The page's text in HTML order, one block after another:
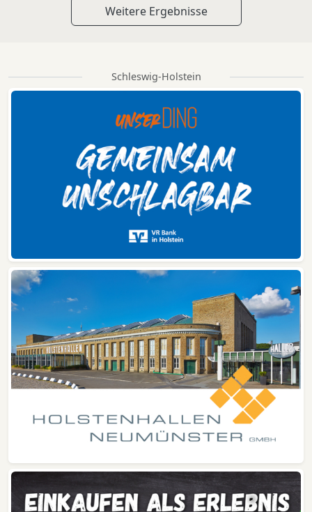
Weitere Ergebnisse
Schleswig-Holstein